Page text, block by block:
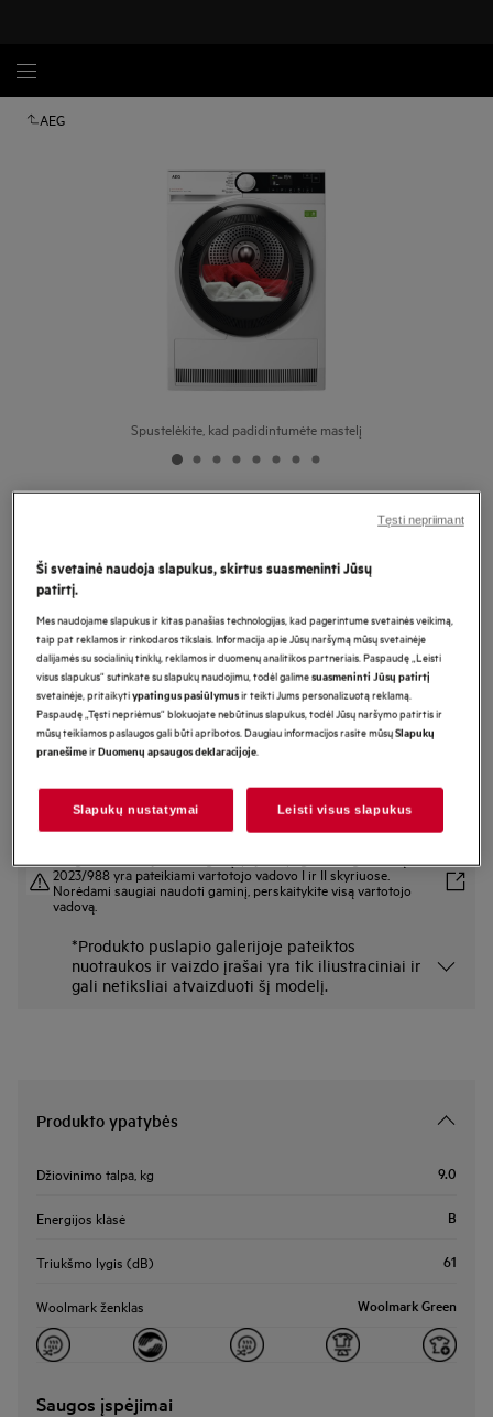
AEG
Spustelėkite, kad padidintumėte mastelį
serija „AbsoluteCare® Plus“ 9 kg
Gaminio informacijos lapas
Pagrindiniai privalumai
Džiovyklė „9000 AbsoluteCare® Plus“ tolygiai išdžiovina visus drabužius.
Technologija „3DScan“ – tolygiai išdžiovina net pūkines antklodes ir
striukes.
„AbsoluteCare®“ – vilnai, šilkui ar net lauko drabužiams parenkamas
džiovinimas.
2023/988 yra pateikiami vartotojo vadovo I ir II skyriuose.
Norėdami saugiai naudoti gaminį, perskaitykite visą vartotojo
vadovą.
*Produkto puslapio galerijoje pateiktos
nuotraukos ir vaizdo įrašai yra tik iliustraciniai ir
gali netiksliai atvaizduoti šį modelį.
Produkto ypatybės
Džiovinimo talpa, kg 9.0
Energijos klasė B
Triukšmo lygis (dB) 61
Woolmark ženklas Woolmark Green
Saugos įspėjimai
Ši svetainė naudoja slapukus, skirtus suasmeninti Jūsų
patirtį.
Mes naudojame slapukus ir kitas panašias technologijas, kad pagerintume svetainės veikimą,
taip pat reklamos ir rinkodaros tikslais. Informacija apie Jūsų naršymą mūsų svetainėje
dalijamės su socialinių tinklų, reklamos ir duomenų analitikos partneriais. Paspaudę „Leisti
visus slapukus“ sutinkate su slapukų naudojimu, todėl galimesuasmeninti Jūsų patirtį
svetainėje, pritaikytiypatingus pasiūlymusir teikti Jums personalizuotą reklamą.
Paspaudę „Tęsti nepriėmus“ blokuojate nebūtinus slapukus, todėl Jūsų naršymo patirtis ir
mūsų teikiamos paslaugos gali būti apribotos. Daugiau informacijos rasite mūsųSlapukų
pranešimeirDuomenų apsaugos deklaracijoje.
Slapukų nustatymai Leisti visus slapukus
Tęsti nepriimant